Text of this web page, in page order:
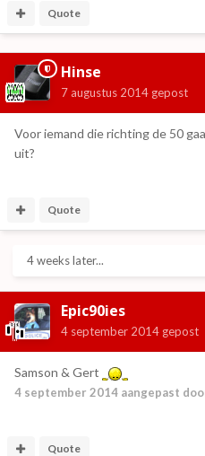
Quote
Hinse
7 augustus 2014 gepost
Voor iemand die richting de 50
uit?
Quote
4 weeks later...
Epic90ies
4 september 2014 gepost
Samson & Gert
4 september 2014 aangepast
Quote